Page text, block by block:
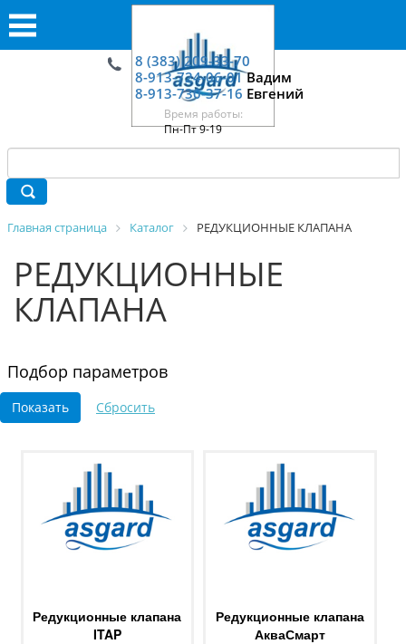
8 (383) 209-33-70
8-913-724-06-01Вадим
8-913-730-37-16 Евгений
Время работы:
Пн-Пт 9-19
Главная страница Каталог РЕДУКЦИОННЫЕ КЛАПАНА
РЕДУКЦИОННЫЕ
КЛАПАНА
Подбор параметров
Редукционные клапана
ITAP
Редукционные клапана
АкваСмарт